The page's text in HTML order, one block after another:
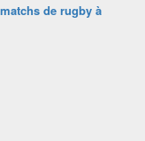
de rugby à